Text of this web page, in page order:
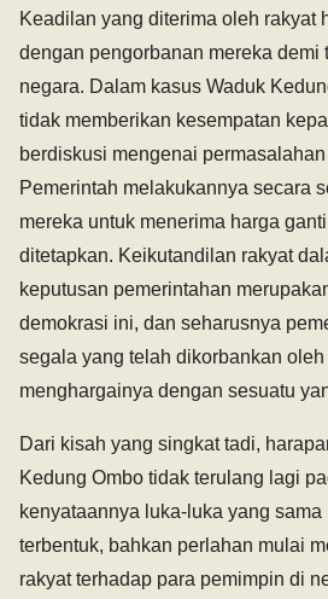
Keadilan yang diterima oleh rakyat
dengan pengorbanan mereka demi
negara. Dalam kasus Waduk
tidak memberikan kesempatan
berdiskusi mengenai
Pemerintah melakukannya secara
mereka untuk menerima harga
ditetapkan. Keikutandilan rakyat
keputusan pemerintahan
demokrasi ini, dan seharusnya
segala yang telah dikorbankan oleh
menghargainya dengan sesuatu
Dari kisah yang singkat tadi,
Kedung Ombo tidak terulang lagi
kenyataannya luka-luka yang
terbentuk, bahkan perlahan mulai
rakyat terhadap para pemimpin di